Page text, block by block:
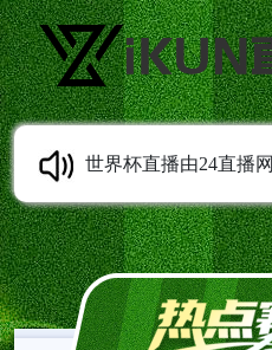
世界杯直播由24直播
成长轨迹，从校园到
一代人留住足球相关